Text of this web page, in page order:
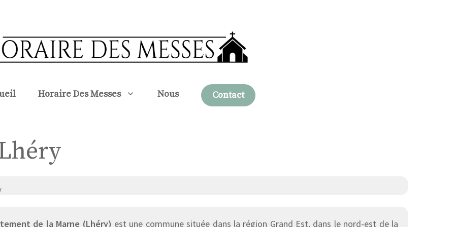
Horaire Des Messes Nous Contact
de la Marne (Lhéry) est une commune située dans la région Grand Est, dans le nord-est de la